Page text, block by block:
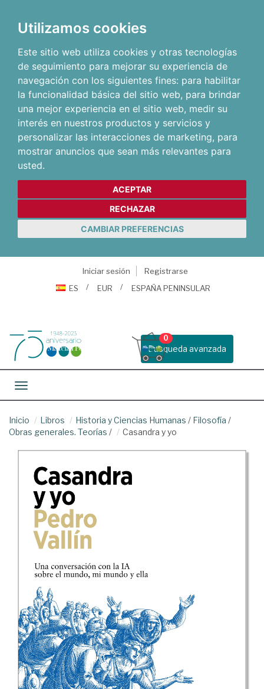
Utilizamos cookies
Este sitio web utiliza cookies y otras tecnologías
de seguimiento para mejorar su experiencia de
navegación con los siguientes fines: para habilitar
la funcionalidad básica del sitio web, para brindar
una mejor experiencia en el sitio web, medir su
interés en nuestros productos y servicios y
personalizar las interacciones de marketing, para
mostrar anuncios que sean más relevantes para
usted.
ACEPTAR
RECHAZAR
CAMBIAR PREFERENCIAS
Iniciar sesión
Registrarse
ES
EUR ESPAÑA PENINSULAR
Busqueda avanzada
0
Toggle navigation
Inicio Libros Historia y Ciencias Humanas / Filosofía /
Obras generales. Teorías / Casandra y yo